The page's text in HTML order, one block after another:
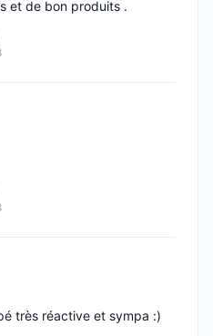
et de bon produits .
très réactive et sympa :)